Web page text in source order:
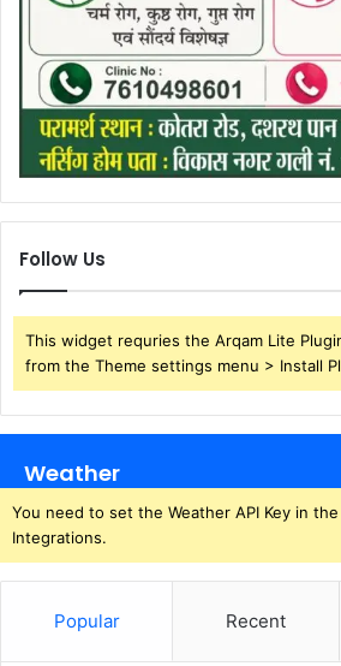
Follow Us
This widget requries the Arqam Lite
from the Theme settings menu > Install
Weather
You need to set the Weather API Key in
Integrations.
Popular Recent